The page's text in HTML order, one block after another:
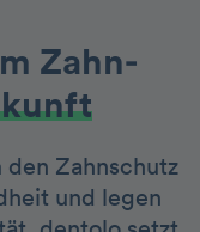
Zahn­
den Zahnschutz
und legen